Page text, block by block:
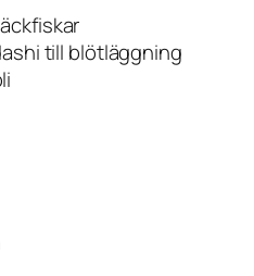
till blötläggning